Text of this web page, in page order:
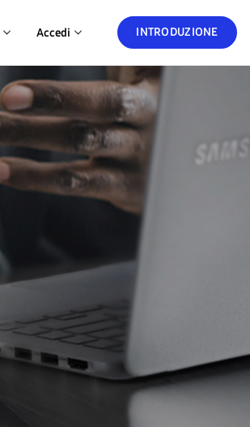
INTRODUZIONE
Accedi